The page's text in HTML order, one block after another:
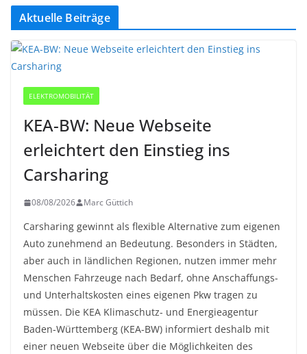
Aktuelle Beiträge
ELEKTROMOBILITÄT
KEA-BW: Neue Webseite
erleichtert den Einstieg ins
Carsharing
08/08/2026 Marc Güttich
Carsharing gewinnt als flexible Alternative zum eigenen
Auto zunehmend an Bedeutung. Besonders in Städten,
aber auch in ländlichen Regionen, nutzen immer mehr
Menschen Fahrzeuge nach Bedarf, ohne Anschaffungs-
und Unterhaltskosten eines eigenen Pkw tragen zu
müssen. Die KEA Klimaschutz- und Energieagentur
Baden-Württemberg (KEA-BW) informiert deshalb mit
einer neuen Webseite über die Möglichkeiten des